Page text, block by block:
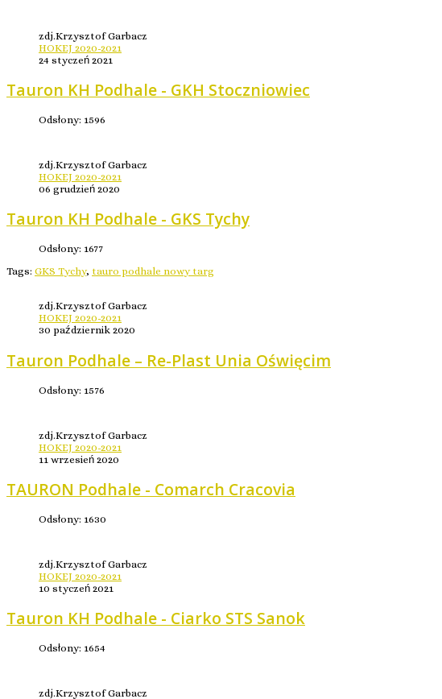
zdj.Krzysztof Garbacz
HOKEJ 2020-2021
24 styczeń 2021
Tauron KH Podhale - GKH Stoczniowiec
Odsłony: 1596
zdj.Krzysztof Garbacz
HOKEJ 2020-2021
06 grudzień 2020
Tauron KH Podhale - GKS Tychy
Odsłony: 1677
Tags: GKS Tychy, tauro podhale nowy targ
zdj.Krzysztof Garbacz
HOKEJ 2020-2021
30 październik 2020
Tauron Podhale – Re-Plast Unia Oświęcim
Odsłony: 1576
zdj.Krzysztof Garbacz
HOKEJ 2020-2021
11 wrzesień 2020
TAURON Podhale - Comarch Cracovia
Odsłony: 1630
zdj.Krzysztof Garbacz
HOKEJ 2020-2021
10 styczeń 2021
Tauron KH Podhale - Ciarko STS Sanok
Odsłony: 1654
zdj.Krzysztof Garbacz